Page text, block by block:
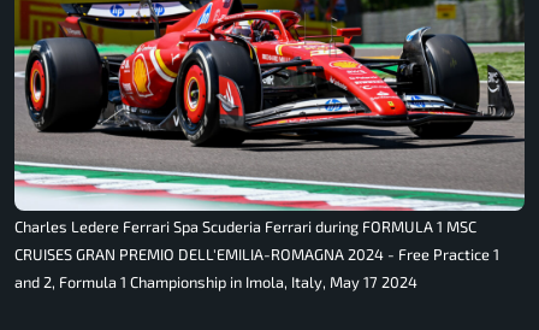
Charles Ledere Ferrari Spa Scuderia Ferrari during FORMULA 1 MSC
CRUISES GRAN PREMIO DELL'EMILIA-ROMAGNA 2024 - Free Practice 1
and 2, Formula 1 Championship in Imola, Italy, May 17 2024